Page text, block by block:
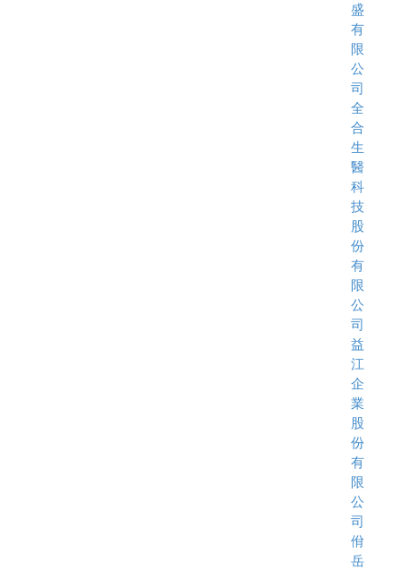
盛
有
限
公
司
全
合
生
醫
科
技
股
份
有
限
公
司
益
江
企
業
股
份
有
限
公
司
佾
岳